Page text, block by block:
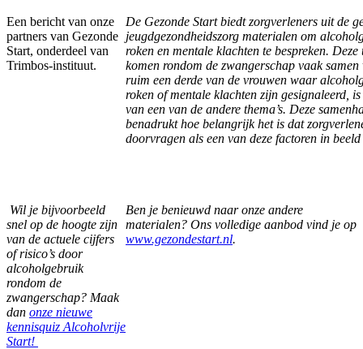
Een bericht van onze
partners van Gezonde
Start, onderdeel van
Trimbos-instituut.
De Gezonde Start biedt zorgverleners uit de
jeugdgezondheidszorg materialen om
roken en mentale klachten te bespreken. Deze
komen rondom de zwangerschap vaak
ruim een derde van de vrouwen waar
roken of mentale klachten zijn gesignaleerd,
van een van de andere thema’s. Deze
benadrukt hoe belangrijk het is dat
doorvragen als een van deze factoren in
Wil je bijvoorbeeld
snel op de hoogte zijn
van de actuele cijfers
of risico’s door
alcoholgebruik
rondom de
zwangerschap? Maak
dan onze nieuwe
kennisquiz Alcoholvrije
Start!
Ben je benieuwd naar onze andere
materialen? Ons volledige aanbod vind je op
www.gezondestart.nl.